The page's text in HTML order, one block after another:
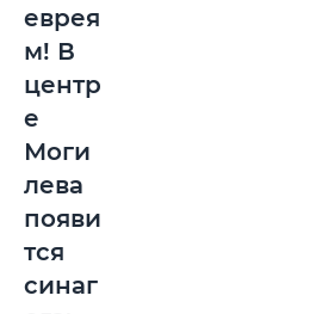
еврея
м! В
центр
е
Моги
лева
появи
тся
синаг